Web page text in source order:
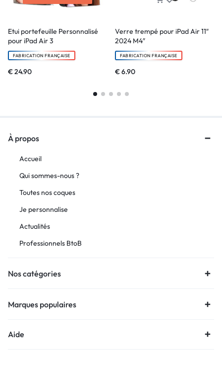
Etui portefeuille Personnalisé
pour iPad Air 3
FABRICATION FRANÇAISE
€24.90
Verre trempé pour iPad Air 11″
2024 M4″
FABRICATION FRANÇAISE
€6.90
À propos
Accueil
Qui sommes-nous ?
Toutes nos coques
Je personnalise
Actualités
Professionnels BtoB
Nos catégories
Marques populaires
Aide